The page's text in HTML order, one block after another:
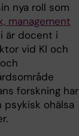
nya roll som
management
är docent i
vid KI och
forskning har
ohälsa